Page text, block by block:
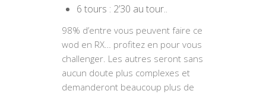
6 tours : 2’30 au tour..
98% d’entre vous peuvent faire ce
wod en RX… profitez en pour vous
challenger. Les autres seront sans
aucun doute plus complexes et
demanderont beaucoup plus de